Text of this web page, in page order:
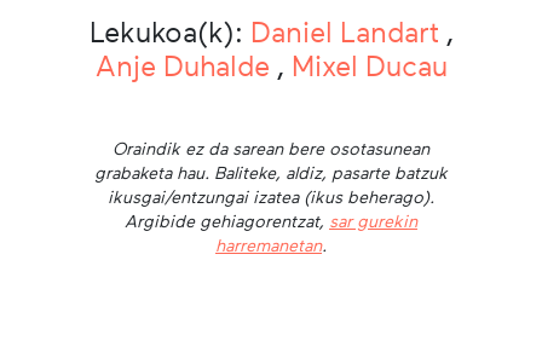
Lekukoa(k): Daniel Landart ,
Anje Duhalde , Mixel Ducau
Oraindik ez da sarean bere osotasunean
grabaketa hau. Baliteke, aldiz, pasarte batzuk
ikusgai/entzungai izatea (ikus beherago).
Argibide gehiagorentzat, sar gurekin
harremanetan.